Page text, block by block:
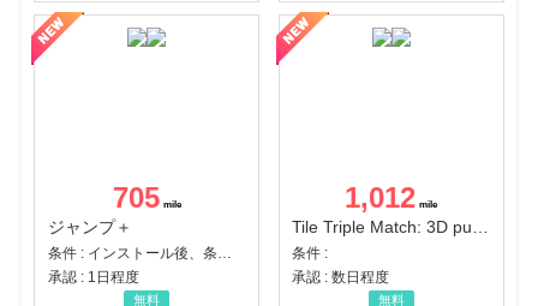
705
ジャンプ＋
承認 : 1日程度
無料
1,012
条件 :
承認 : 数日程度
無料